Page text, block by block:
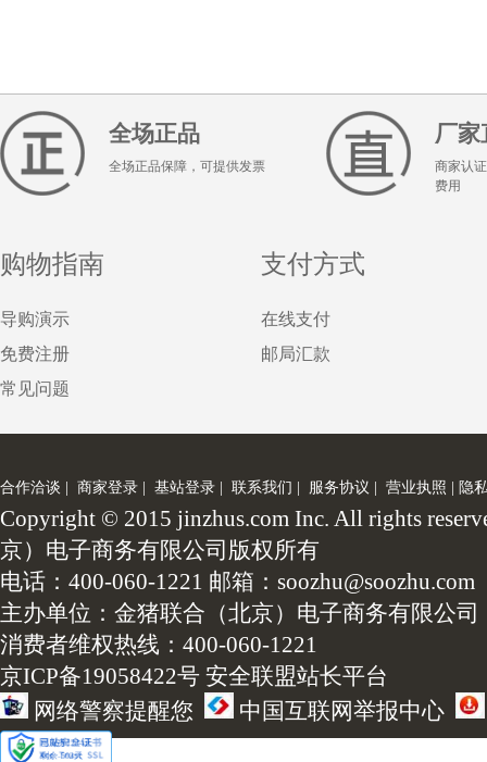
全场正品
全场正品保障，可提供发票
厂家
商家认
费用
购物指南
导购演示
免费注册
常见问题
支付方式
在线支付
邮局汇款
合作洽谈 商家登录 基站登录 联系我们 服务协议 营业执照 隐
Copyright © 2015 jinzhus.com Inc. All rights
京）电子商务有限公司版权所有
电话：400-060-1221 邮箱：soozhu@soozhu.com
主办单位：金猪联合（北京）电子商务有限公司
消费者维权热线：400-060-1221
京ICP备19058422号 安全联盟站长平台
网络警察提醒您
中国互联网举报中心